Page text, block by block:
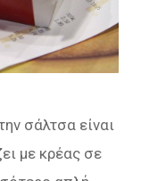
σάλτσα είναι
με κρέας σε